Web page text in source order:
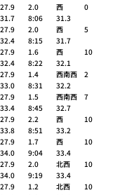
7:54	31.7 	4:54	27.9 	2.0 	西 	0
8:10	31.7 	4:54	27.9 	2.0 	西 	5
8:20	32.4 	4:54	27.9 	1.6 	西 	10
8:28	32.4 	4:54	27.9 	1.4 	西南西 	2
8:40	33.0 	4:54	27.9 	1.5 	西南西 	7
8:48	33.4 	4:54	27.9 	2.2 	西 	10
9:00	33.8 	4:54	27.9 	1.7 	西 	10
9:08	34.0 	4:54	27.9 	2.0 	北西 	10
9:12	34.0 	4:54	27.9 	1.2 	北西 	10